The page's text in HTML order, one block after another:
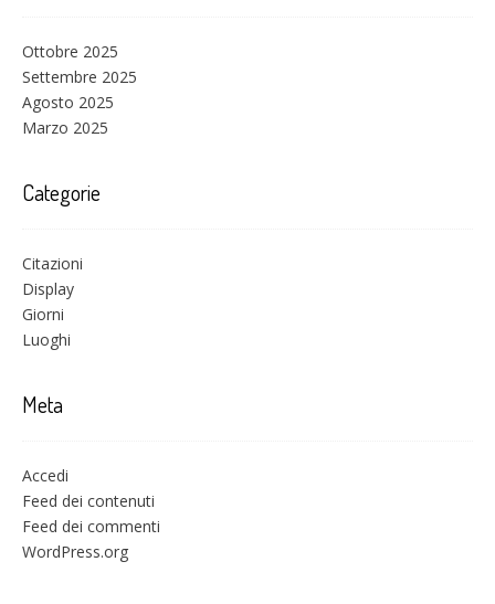
Ottobre 2025
Settembre 2025
Agosto 2025
Marzo 2025
Categorie
Citazioni
Display
Giorni
Luoghi
Meta
Accedi
Feed dei contenuti
Feed dei commenti
WordPress.org